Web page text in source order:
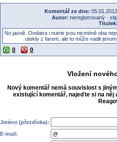
Komentář ze dne:
Autor: neregistrovaný -
Titulek:
No jasně. Ondatra i nutrie jsou nicméně oba
utekly z farem, ale to může vadit
0 0
Vložení
Nový komentář nemá souvislost s
existující komentář, najeďte si na něj
Jméno (přezdívka):
E-mail: